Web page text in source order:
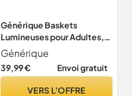
Générique Baskets
Lumineuses pour Adultes,
Baskets LED pour Homme
Femme, Chargeur USB,
Chaussures Clignotantes
Générique
39,99 € Envoi gratuit
VERS L'OFFRE